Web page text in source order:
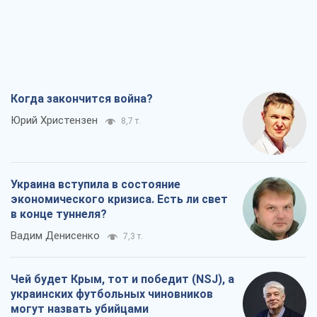
Когда закончится война?
Юрий Христензен 8,7 т.
Украина вступила в состояние
экономического кризиса. Есть ли свет
в конце туннеля?
Вадим Денисенко 7,3 т.
Чей будет Крым, тот и победит (NSJ), а
украинских футбольных чиновников
могут назвать убийцами